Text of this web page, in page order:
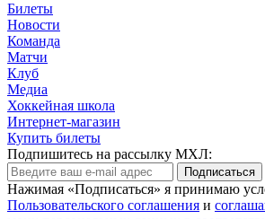
Билеты
Новости
Команда
Матчи
Клуб
Медиа
Хоккейная школа
Интернет-магазин
Купить билеты
Подпишитесь на рассылку МХЛ:
Подписаться
Нажимая «Подписаться» я принимаю
Пользовательского соглашения и